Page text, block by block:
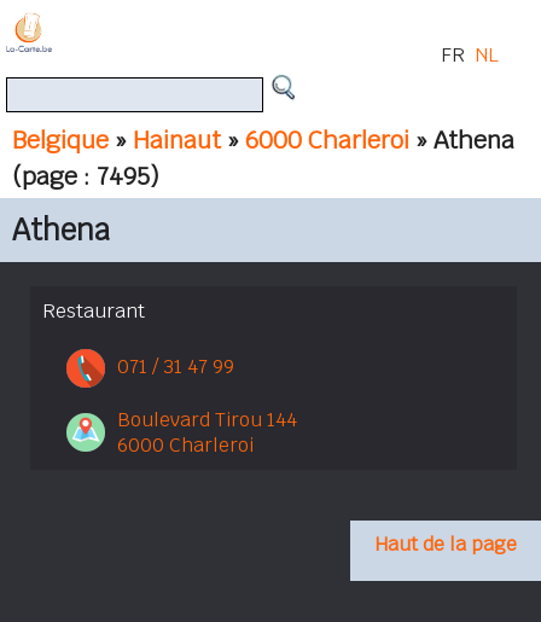
Belgique » Hainaut»6000 Charleroi » Athena
(page : 7495)
FR NL
Athena
Restaurant
071 / 31 47 99
Boulevard Tirou 144
6000 Charleroi
Haut de la page